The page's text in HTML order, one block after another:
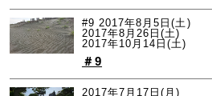
#9 2017年8月5日(土)
2017年8月26日(土)
2017年10月14日(土)
＃9
2017年7月17日(月)